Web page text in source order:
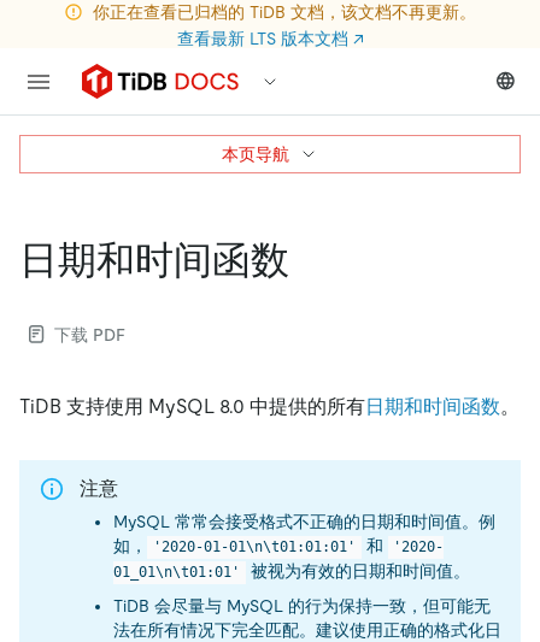
你正在查看已归档的 TiDB 文档，该文档不再更新。
查看最新 LTS 版本文档 ↗
日期和时间函数
下载 PDF
TiDB 支持使用 MySQL 8.0 中提供的所有日期和时间函数。
注意
MySQL 常常会接受格式不正确的日期和时间值。例
如，
'2020-01-01\n\t01:01:01' 和
'2020-
01_01\n\t01:01'
被视为有效的日期和时间值。
TiDB 会尽量与 MySQL 的行为保持一致，但可能无
法在所有情况下完全匹配。建议使用正确的格式化日
本页导航